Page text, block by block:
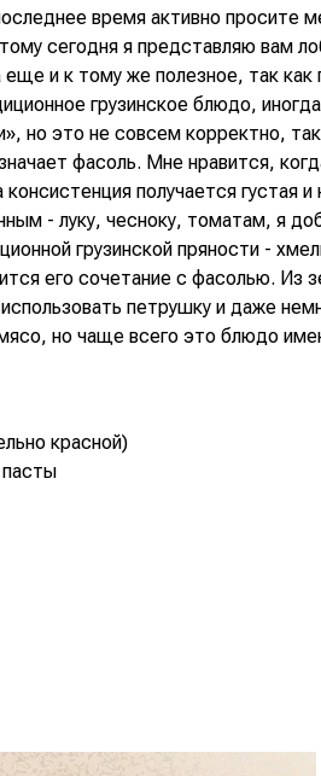
время активно просите
сегодня я представляю вам
и к тому же полезное, так как
грузинское блюдо,
но это не совсем корректно,
фасоль. Мне нравится,
получается густая
- луку, чесноку, томатам, я
грузинской пряности -
его сочетание с фасолью. Из
петрушку и даже
но чаще всего это блюдо
красной)